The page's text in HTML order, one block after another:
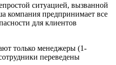
ситуацией, вызванной
компания предпринимает все
для клиентов
только менеджеры (1-
переведены